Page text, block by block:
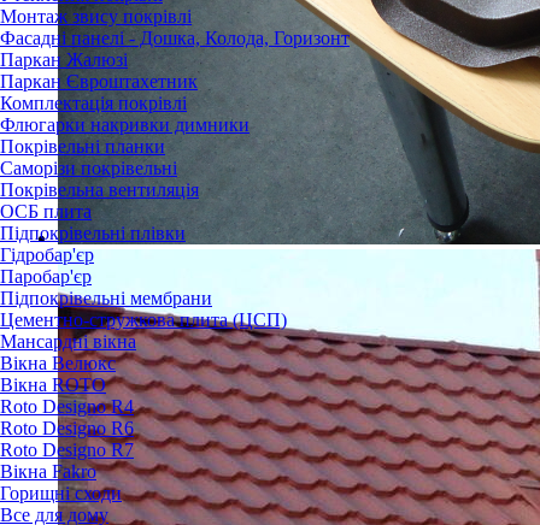
Монтаж звису покрівлі
Фасадні панелі - Дошка, Колода, Горизонт
Паркан Жалюзі
Паркан Євроштахетник
Комплектація покрівлі
Флюгарки накривки димники
Покрівельні планки
Саморізи покрівельні
Покрівельна вентиляція
ОСБ плита
Підпокрівельні плівки
Гідробар'єр
Паробар'єр
Підпокрівельні мембрани
Цементно-стружкова плита (ЦСП)
Мансардні вікна
Вікна Велюкс
Вікна ROTO
Roto Designo R4
Roto Designo R6
Roto Designo R7
Вікна Fakro
Горищні сходи
Все для дому